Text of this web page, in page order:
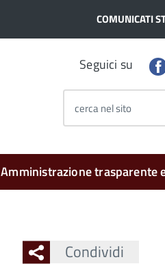
COMUNICATI
Seguici su
cerca nel sito
Amministrazione trasparente
Condividi